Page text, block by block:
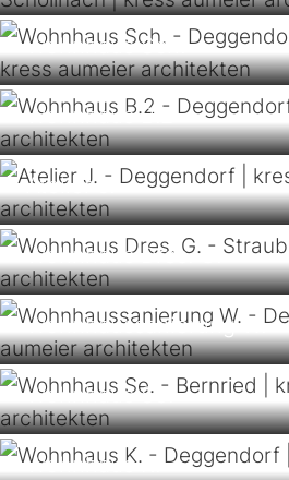
Wohnhaus Sch.
Wohnhaus B.2
Atelier J.
Wohnhaus Dres. G.
Wohnhaussanierung W.
Wohnhaus Se.
Wohnhaus K.